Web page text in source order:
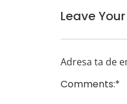
Leave
Adresa ta de
Comments:*